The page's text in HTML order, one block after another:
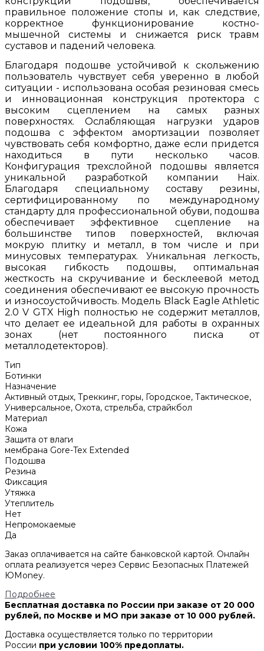
правильное положение стопы и, как следствие,
корректное функционирование костно-
мышечной системы и снижается риск травм
суставов и падений человека.
Благодаря подошве устойчивой к скольжению
пользователь чувствует себя уверенно в любой
ситуации - использована особая резиновая смесь
и инновационная конструкция протектора с
высоким сцеплением на самых разных
поверхностях. Ослабляющая нагрузки ударов
подошва с эффектом амортизации позволяет
чувствовать себя комфортно, даже если придется
находиться в пути несколько часов.
Конфигурация трехслойной подошвы является
уникальной разработкой компании Haix.
Благодаря специальному составу резины,
сертифицированному по международному
стандарту для профессиональной обуви, подошва
обеспечивает эффективное сцепление на
большинстве типов поверхностей, включая
мокрую плитку и металл, в том числе и при
минусовых температурах. Уникальная легкость,
высокая гибкость подошвы, оптимальная
жесткость на скручивание и бесклеевой метод
соединения обеспечивают ее высокую прочность
и износоустойчивость. Модель Black Eagle Athletic
2.0 V GTX High полностью не содержит металлов,
что делает ее идеальной для работы в охранных
зонах (нет постоянного писка от
металлодетекторов).
Тип
Ботинки
Назначение
Активный отдых, Треккинг, горы, Городское, Тактическое,
Универсальное, Охота, стрельба, страйкбол
Материал
Кожа
Защита от влаги
мембрана Gore-Tex Extended
Подошва
Резина
Фиксация
Утяжка
Утеплитель
Нет
Непромокаемые
Да
Заказ оплачивается на сайте банковской картой. Онлайн
оплата реализуется через Сервис Безопасных Платежей
ЮMoney.
Подробнее
Бесплатная доставка по России при заказе от 20 000
рублей, по Москве и МО при заказе от 10 000 рублей.
Доставка осуществляется только по территории
России при условии 100% предоплаты.